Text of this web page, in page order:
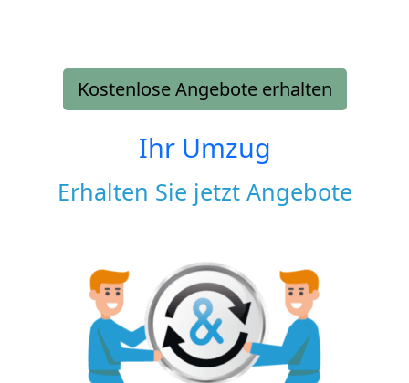
Kostenlose Angebote erhalten
Ihr Umzug
Erhalten Sie jetzt Angebote